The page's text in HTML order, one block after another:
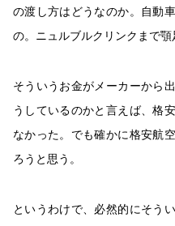
の渡し方はどうなのか。自動
の。ニュルブルクリンクまで顎
そういうお金がメーカーから
うしているのかと言えば、格
なかった。でも確かに格安航
ろうと思う。
というわけで、必然的にそう